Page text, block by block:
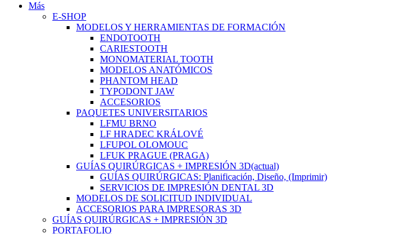
Más
E-SHOP
MODELOS Y HERRAMIENTAS DE FORMACIÓN
ENDOTOOTH
CARIESTOOTH
MONOMATERIAL TOOTH
MODELOS ANATÓMICOS
PHANTOM HEAD
TYPODONT JAW
ACCESORIOS
PAQUETES UNIVERSITARIOS
LFMU BRNO
LF HRADEC KRÁLOVÉ
LFUPOL OLOMOUC
LFUK PRAGUE (PRAGA)
GUÍAS QUIRÚRGICAS + IMPRESIÓN 3D(actual)
GUÍAS QUIRÚRGICAS: Planificación, Diseño, (Imprimir)
SERVICIOS DE IMPRESIÓN DENTAL 3D
MODELOS DE SOLICITUD INDIVIDUAL
ACCESORIOS PARA IMPRESORAS 3D
GUÍAS QUIRÚRGICAS + IMPRESIÓN 3D
PORTAFOLIO